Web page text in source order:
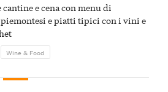
e cena con menu di
e piatti tipici con i vini e
Wine & Food